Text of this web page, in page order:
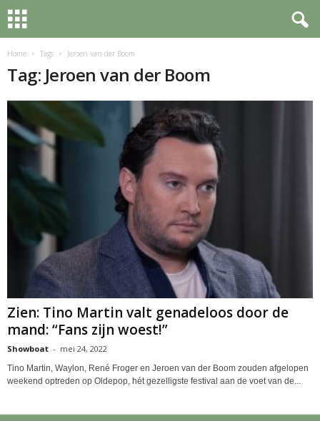
Home Tags Jeroen van der Boom
Tag: Jeroen van der Boom
Zien: Tino Martin valt genadeloos door de
mand: “Fans zijn woest!”
Showboat - mei 24, 2022
Tino Martin, Waylon, René Froger en Jeroen van der Boom zouden afgelopen
weekend optreden op Oldepop, hét gezelligste festival aan de voet van de...